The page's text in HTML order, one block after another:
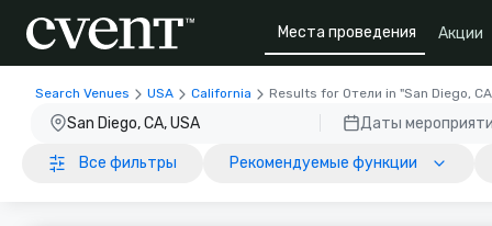
Места проведения Акции
Search Venues USA California Results for Отели in "San Diego,
San Diego, CA, USA Даты
Все фильтры Рекомендуемые функции